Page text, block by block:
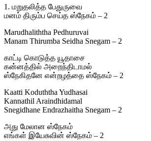
1. மறுதலித்த பேதுருவை
மனம் திரும்ப செய்த ஸ்நேகம் – 2
Marudhaliththa Pedhuruvai
Manam Thirumba Seidha Snegam – 2
காட்டி கொடுத்த யூதாசை
கன்னத்தில் அறைந்திடாமல்
ஸ்நேகிதனே என்றழத்தை ஸ்நேகம் – 2
Kaatti Koduththa Yudhasai
Kannathil Araindhidamal
Snegidhane Endrazhaitha Snegam – 2
அது மேலான ஸ்நேகம்
எங்கள் இயேசுவின் ஸ்நேகம் – 2